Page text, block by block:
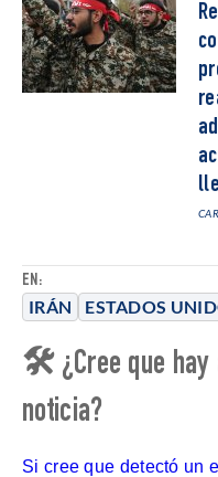
EN:
IRÁN ESTADOS
🛠 ¿Cree que hay
noticia?
Si cree que detectó un